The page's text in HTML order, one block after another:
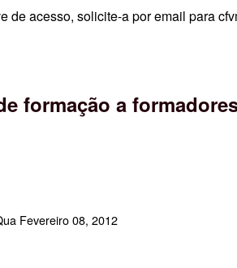
de acesso, solicite-a por email para
formação a
Fevereiro 08, 2012